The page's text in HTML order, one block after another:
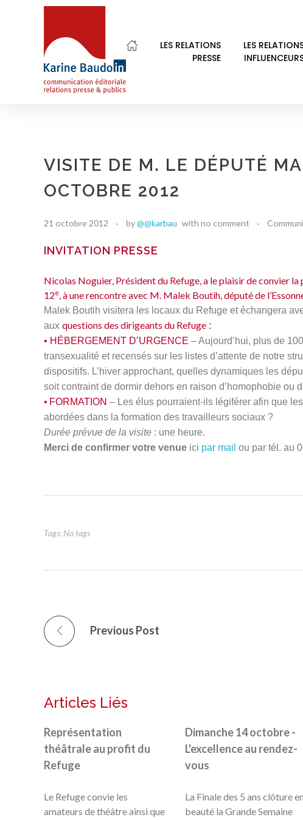
LES RELATIONS
PRESSE
LES
VISITE DE M. LE DÉPUTÉ
OCTOBRE 2012
21 octobre 2012 by@@karbau with no comment
INVITATION PRESSE
Nicolas Noguier, Président du Refuge, a le plaisir de convier la
12e,à une rencontre avec M. Malek Boutih, député de
Malek Boutih visitera les locaux du Refuge et échangera
aux questions des dirigeants du Refuge :
• HÉBERGEMENT D’URGENCE – Aujourd’hui, plus de
transexualité et recensés sur les listes d’attente de notre
dispositifs. L’hiver approchant, quelles dynamiques les
soit contraint de dormir dehors en raison d’homophobie ou
• FORMATION – Les élus pourraient-ils légiférer afin que
abordées dans la formation des travailleurs sociaux ?
Durée prévue de la visite : une heure.
Merci de confirmer votre venue ici par mail ou par tél. au
Tags: No tags
Previous Post
Articles Liés
Représentation
théâtrale au profit du
Refuge
Le Refuge convie les
amateurs de théâtre ainsi que
Dimanche 14 octobre -
L'excellence au rendez-
vous
La Finale des 5 ans clôture en
beauté la Grande Semaine